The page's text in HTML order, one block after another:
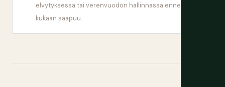
elvytyksessä tai verenvuodon hallinnassa ennen kuin
kukaan saapuu.